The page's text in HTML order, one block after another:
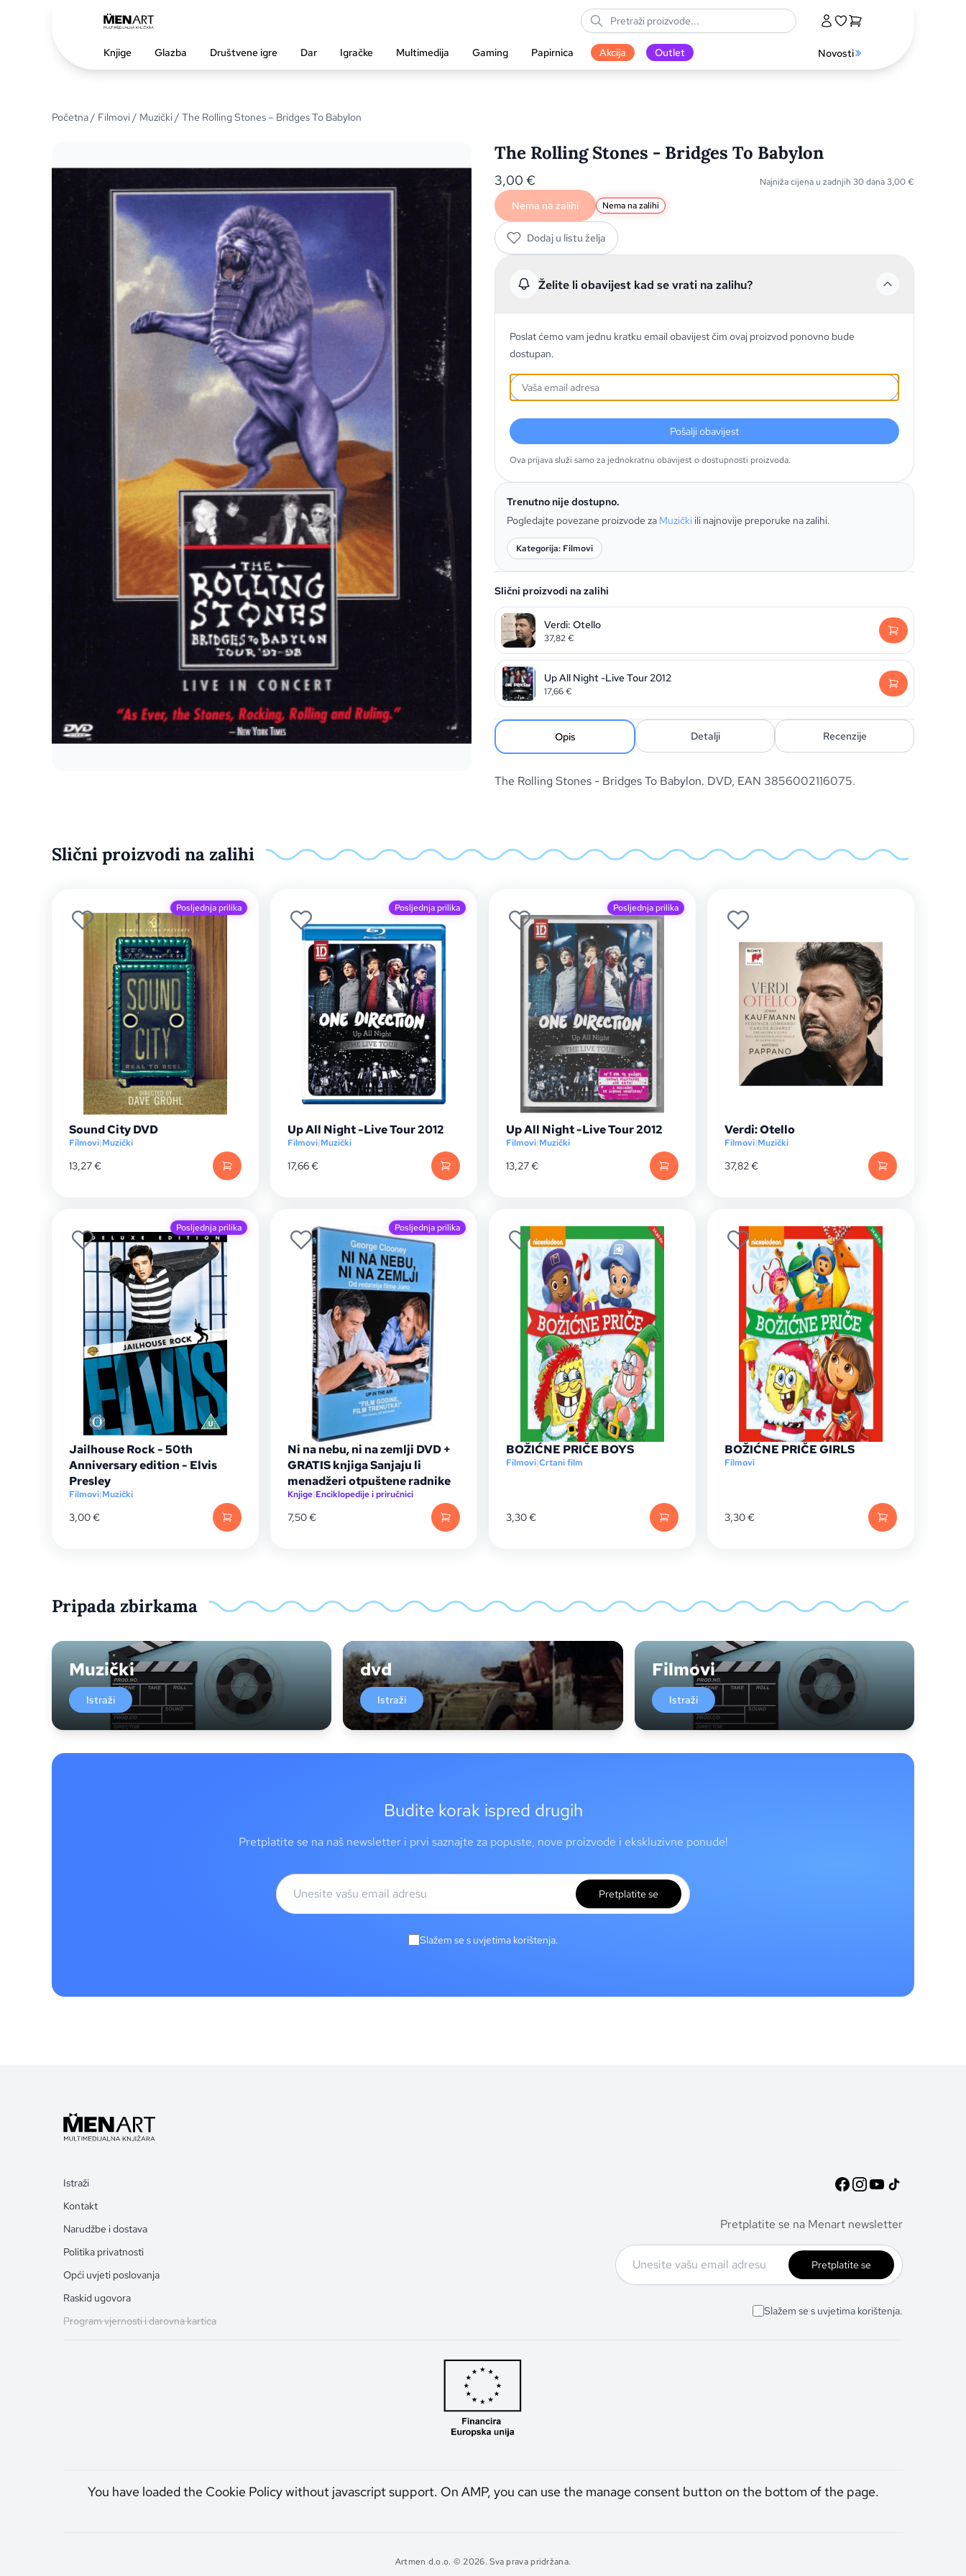
Knjige Glazba Društvene igre Dar Igračke Multimedija Gaming Papirnica Akcija Outlet Novosti
Početna/ Filmovi/ Muzički/ The Rolling Stones – Bridges To Babylon
The Rolling Stones - Bridges To Babylon
3,00 € Najniža cijena u zadnjih 30 dana3,00€
Nema na zalihi Nema na zalihi
Dodaj u listu želja
Želite li obavijest kad se vrati na zalihu?
Poslat ćemo vam jednu kratku email obavijest čim ovaj proizvod ponovno bude
dostupan.
Pošalji obavijest
Ova prijava služi samo za jednokratnu obavijest o dostupnosti proizvoda.
Trenutno nije dostupno.
Pogledajte povezane proizvode za Muzički ili najnovije preporuke na zalihi.
Kategorija: Filmovi
Slični proizvodi na zalihi
Verdi: Otello
37,82€
Up All Night -Live Tour 2012
17,66€
Opis Detalji Recenzije
The Rolling Stones - Bridges To Babylon. DVD, EAN 3856002116075.
Slični proizvodi na zalihi
Posljednja prilika
Sound City DVD
Filmovi|Muzički
13,27€
Posljednja prilika
Up All Night -Live Tour 2012
Filmovi|Muzički
17,66€
Posljednja prilika
Up All Night -Live Tour 2012
Filmovi|Muzički
13,27€
Verdi: Otello
Filmovi|Muzički
37,82€
Posljednja prilika
Jailhouse Rock - 50th
Anniversary edition - Elvis
Presley
Filmovi|Muzički
3,00€
Posljednja prilika
Ni na nebu, ni na zemlji DVD +
GRATIS knjiga Sanjaju li
menadžeri otpuštene radnike
Knjige|Enciklopedije i priručnici
7,50€
BOŽIĆNE PRIČE BOYS
Filmovi|Crtani film
3,30€
BOŽIĆNE PRIČE GIRLS
Filmovi
3,30€
Pripada zbirkama
Muzički
Istraži
dvd
Istraži
Filmovi
Istraži
Budite korak ispred drugih
Pretplatite se na naš newsletter i prvi saznajte za popuste, nove proizvode i ekskluzivne ponude!
Pretplatite se
Slažem se s uvjetima korištenja.
Istraži
Kontakt
Narudžbe i dostava
Politika privatnosti
Opći uvjeti poslovanja
Raskid ugovora
Program vjernosti i darovna kartica
Pretplatite se na Menart newsletter
Pretplatite se
Slažem se s uvjetima korištenja.
You have loaded the Cookie Policy without javascript support. On AMP, you can use the manage consent button on the bottom of the page.
Artmen d.o.o. © 2026. Sva prava pridržana.